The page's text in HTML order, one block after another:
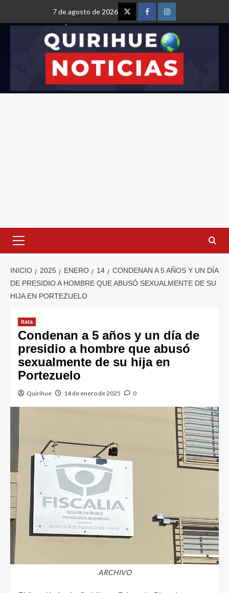
7 de agosto de 2026
INICIO 2025 ENERO 14
CONDENAN A 5 AÑOS Y UN DÍA
DE PRESIDIO A HOMBRE QUE ABUSÓ SEXUALMENTE DE SU
HIJA EN PORTEZUELO
Itata
Condenan a 5 años y un día de
presidio a hombre que abusó
sexualmente de su hija en
Portezuelo
Quirihue 14 de enero de 2025 0
ARCHIVO